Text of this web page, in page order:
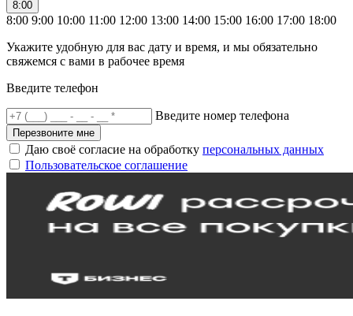
8:00
8:00 9:00 10:00 11:00 12:00 13:00 14:00 15:00 16:00 17:00 18:00
Укажите удобную для вас дату и время, и мы обязательно
свяжемся с вами в рабочее время
Введите телефон
Введите номер телефона
Перезвоните мне
Даю своё согласие на обработку персональных данных
Пользовательское соглашение